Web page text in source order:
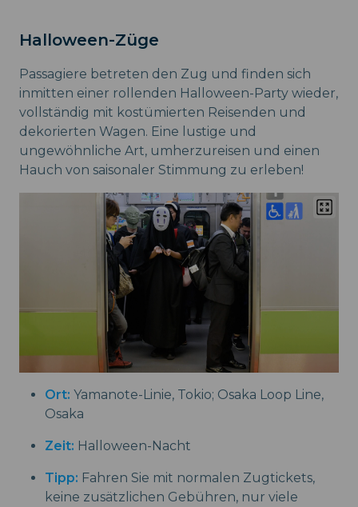
Halloween-Züge
Passagiere betreten den Zug und finden sich
inmitten einer rollenden Halloween-Party wieder,
vollständig mit kostümierten Reisenden und
dekorierten Wagen. Eine lustige und
ungewöhnliche Art, umherzureisen und einen
Hauch von saisonaler Stimmung zu erleben!
Ort: Yamanote-Linie, Tokio; Osaka Loop Line,
Osaka
Zeit: Halloween-Nacht
Tipp: Fahren Sie mit normalen Zugtickets,
keine zusätzlichen Gebühren, nur viele